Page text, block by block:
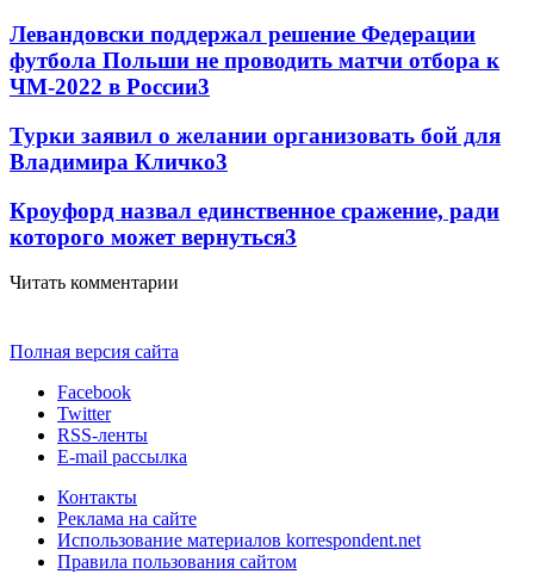
Левандовски поддержал решение Федерации
футбола Польши не проводить матчи отбора к
ЧМ-2022 в России3
Турки заявил о желании организовать бой для
Владимира Кличко3
Кроуфорд назвал единственное сражение, ради
которого может вернуться3
Читать комментарии
Полная версия сайта
Facebook
Twitter
RSS-ленты
E-mail рассылка
Контакты
Реклама на сайте
Использование материалов korrespondent.net
Правила пользования сайтом